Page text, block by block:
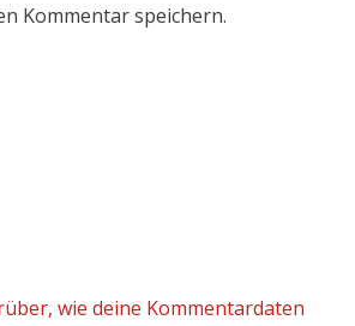
Kommentar speichern.
wie deine Kommentardaten